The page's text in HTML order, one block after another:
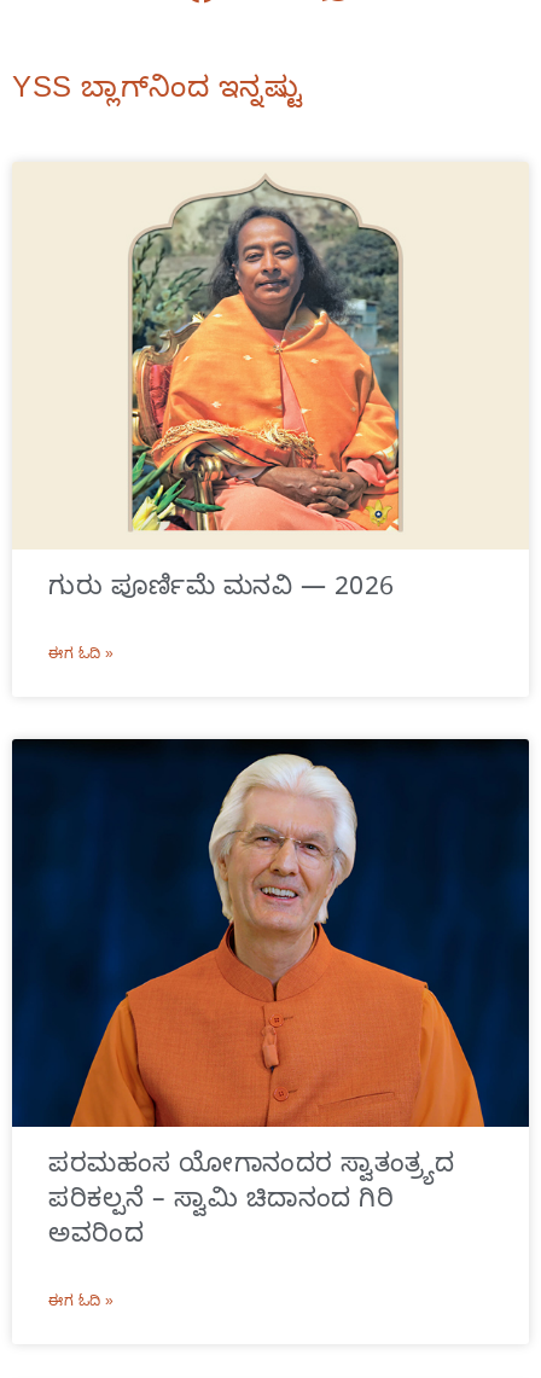
YSS ಬ್ಲಾಗ್‌ನಿಂದ ಇನ್ನಷ್ಟು
ಗುರು ಪೂರ್ಣಿಮೆ ಮನವಿ — 2026
ಈಗ ಓದಿ »
ಪರಮಹಂಸ ಯೋಗಾನಂದರ ಸ್ವಾತಂತ್ರ್ಯದ
ಪರಿಕಲ್ಪನೆ – ಸ್ವಾಮಿ ಚಿದಾನಂದ ಗಿರಿ
ಅವರಿಂದ
ಈಗ ಓದಿ »